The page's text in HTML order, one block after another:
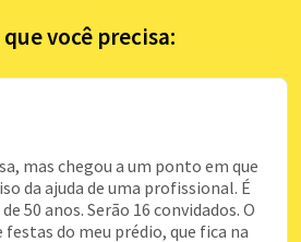
você precisa:
mas chegou a um ponto em que
da ajuda de uma profissional. É
50 anos. Serão 16 convidados. O
festas do meu prédio, que fica na